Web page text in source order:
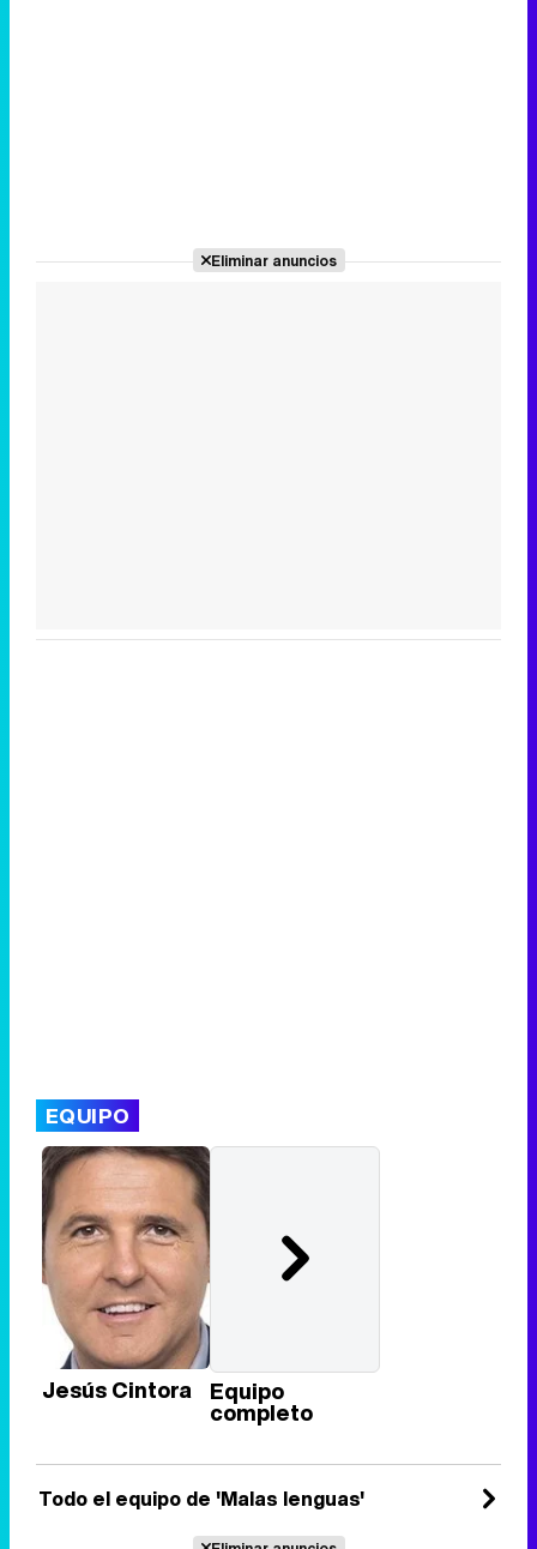
Eliminar anuncios
EQUIPO
Jesús Cintora Equipo
completo
Todo el equipo de 'Malas lenguas'